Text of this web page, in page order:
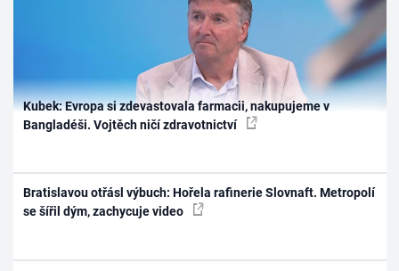
Kubek: Evropa si zdevastovala farmacii, nakupujeme v
Bangladéši. Vojtěch ničí zdravotnictví
Bratislavou otřásl výbuch: Hořela rafinerie Slovnaft. Metropolí
se šířil dým, zachycuje video